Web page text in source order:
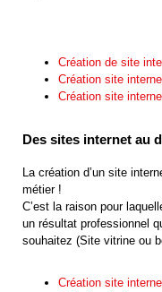
Création de site
Création site
Création site
Des sites internet au
La création d’un site
métier !
C’est la raison pour
un résultat professionnel
souhaitez (Site vitrine ou
Création site